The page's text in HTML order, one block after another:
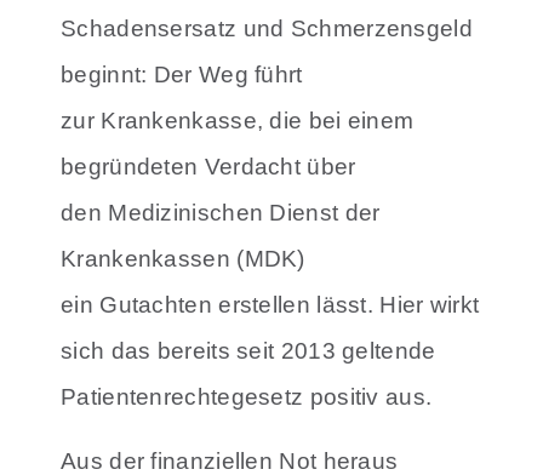
Schadensersatz und Schmerzensgeld
beginnt: Der Weg führt
zur Krankenkasse, die bei einem
begründeten Verdacht über
den Medizinischen Dienst der
Krankenkassen (MDK)
ein Gutachten erstellen lässt. Hier wirkt
sich das bereits seit 2013 geltende
Patientenrechtegesetz positiv aus.
Aus der finanziellen Not heraus